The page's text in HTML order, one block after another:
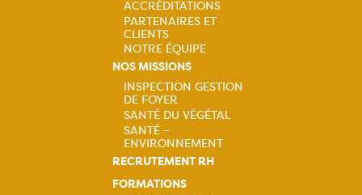
ACCRÉDITATIONS
PARTENAIRES ET
CLIENTS
NOTRE ÉQUIPE
NOS MISSIONS
Navigation
principale
INSPECTION GESTION
DE FOYER
SANTÉ DU VÉGÉTAL
SANTÉ –
ENVIRONNEMENT
RECRUTEMENT RH
FORMATIONS